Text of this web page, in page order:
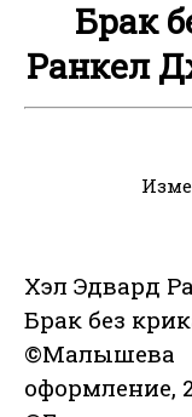
Брак
Ранкел
Хэл Эдвард
Брак без
оформление,